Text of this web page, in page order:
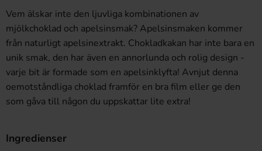
Vem älskar inte den ljuvliga kombinationen av
mjölkchoklad och apelsinsmak? Apelsinsmaken kommer
från naturligt apelsinextrakt. Chokladkakan har inte bara en
unik smak, den har även en annorlunda och rolig design -
varje bit är formade som en apelsinklyfta! Avnjut denna
oemotståndliga choklad framför en bra film eller ge den
som gåva till någon du uppskattar lite extra!
Ingredienser